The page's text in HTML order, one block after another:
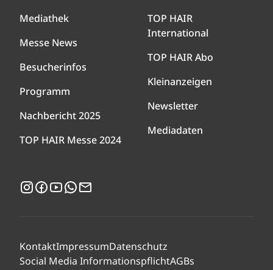
Mediathek
Messe News
Besucherinfos
Programm
Nachbericht 2025
TOP HAIR Messe 2024
TOP HAIR
International
TOP HAIR Abo
Kleinanzeigen
Newsletter
Mediadaten
Instagram
Facebook
YouTubeWhatsApp
KontaktImpressumDatenschutz
Social Media InformationspflichtAGBs